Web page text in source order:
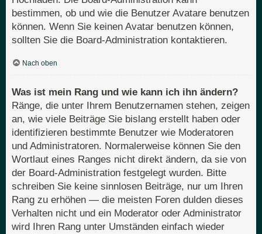
bestimmen, ob und wie die Benutzer Avatare benutzen
können. Wenn Sie keinen Avatar benutzen können,
sollten Sie die Board-Administration kontaktieren.
Nach oben
Was ist mein Rang und wie kann ich ihn ändern?
Ränge, die unter Ihrem Benutzernamen stehen, zeigen
an, wie viele Beiträge Sie bislang erstellt haben oder
identifizieren bestimmte Benutzer wie Moderatoren
und Administratoren. Normalerweise können Sie den
Wortlaut eines Ranges nicht direkt ändern, da sie von
der Board-Administration festgelegt wurden. Bitte
schreiben Sie keine sinnlosen Beiträge, nur um Ihren
Rang zu erhöhen — die meisten Foren dulden dieses
Verhalten nicht und ein Moderator oder Administrator
wird Ihren Rang unter Umständen einfach wieder